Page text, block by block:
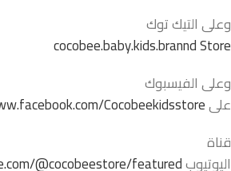
وعلى التيك توك
cocobee.baby.kids.brannd Store
وعلى الفيسبوك
علىCocobeekidsstore/
قناة
اليوتيوب@cocobeestore/featured